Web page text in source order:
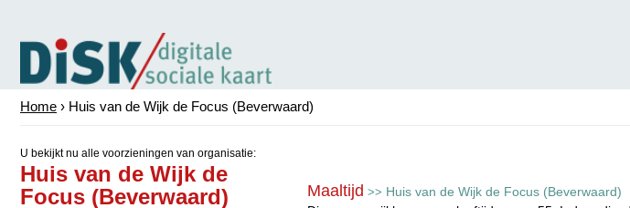
Home › Huis van de Wijk de Focus (Beverwaard)
U bekijkt nu alle voorzieningen van organisatie:
Huis van de Wijk de
Focus (Beverwaard)
Maaltijd >> Huis van de Wijk de Focus (Beverwaard)